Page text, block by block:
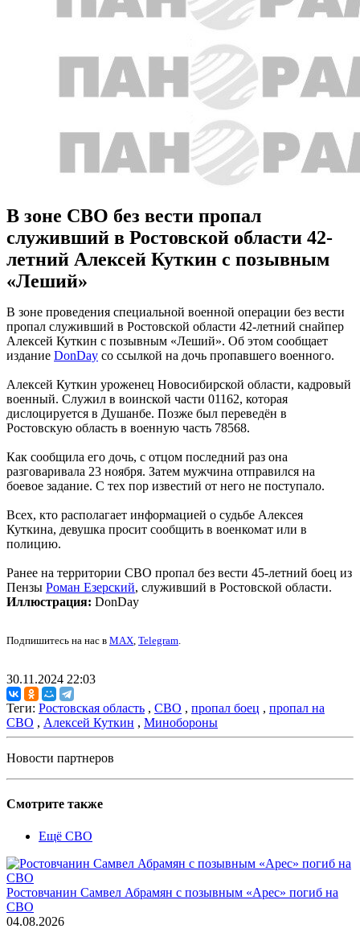
В зоне СВО без вести пропал
служивший в Ростовской области 42-
летний Алексей Куткин с позывным
«Леший»
В зоне проведения специальной военной операции без вести
пропал служивший в Ростовской области 42-летний снайпер
Алексей Куткин с позывным «Леший». Об этом сообщает
издание DonDay со ссылкой на дочь пропавшего военного.
Алексей Куткин уроженец Новосибирской области, кадровый
военный. Служил в воинской части 01162, которая
дислоцируется в Душанбе. Позже был переведён в
Ростовскую область в военную часть 78568.
Как сообщила его дочь, с отцом последний раз она
разговаривала 23 ноября. Затем мужчина отправился на
боевое задание. С тех пор известий от него не поступало.
Всех, кто располагает информацией о судьбе Алексея
Куткина, девушка просит сообщить в военкомат или в
полицию.
Ранее на территории СВО пропал без вести 45-летний боец из
Пензы Роман Езерский, служивший в Ростовской области.
Иллюстрация: DonDay
Подпишитесь на нас в MAX, Telegram.
30.11.2024 22:03
Теги: Ростовская область , СВО , пропал боец , пропал на
СВО , Алексей Куткин , Минобороны
Новости партнеров
Смотрите также
Ещё СВО
Ростовчанин Самвел Абрамян с позывным «Арес» погиб на
СВО
04.08.2026